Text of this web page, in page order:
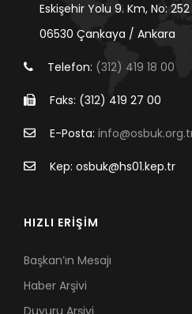
Eskişehir Yolu 9. Km, No:
06530 Çankaya / Ankara
Telefon: (312) 419 18 00
Faks: (312) 419 27 00
E-Posta:
Kep: osbuk@hs01.kep.tr
HIZLI ERİŞİM
Başkan’ın Mesajı
Haber Arşivi
Duyuru Arşivi